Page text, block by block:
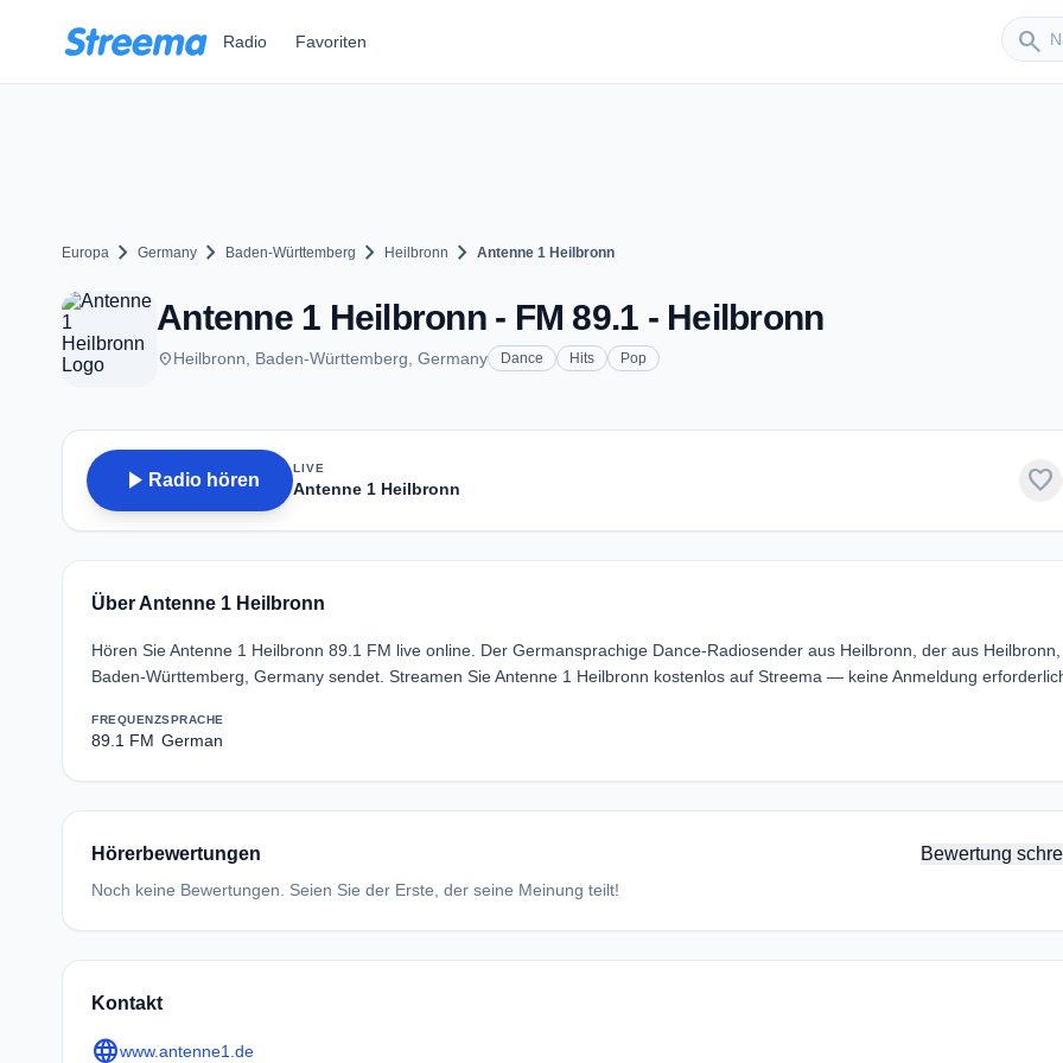
Radio Favoriten search
Sender
Europa chevron_right Germany chevron_right Baden-Württemberg chevron_right Heilbronn chevron_right Antenne 1 Heilbronn
Antenne 1 Heilbronn - FM 89.1 - Heilbronn
placeHeilbronn, Baden-Württemberg, Germany Dance Hits Pop
play_arrow Radio hören
LIVE
Antenne 1 Heilbronn favorite
Über Antenne 1 Heilbronn
Hören Sie Antenne 1 Heilbronn 89.1 FM live online. Der Germansprachige Dance-Radiosender aus Heilbronn, der aus Heilbronn,
Baden-Württemberg, Germany sendet. Streamen Sie Antenne 1 Heilbronn kostenlos auf Streema — keine Anmeldung
FREQUENZ
89.1 FM
SPRACHE
German
Hörerbewertungen Bewertung
Noch keine Bewertungen. Seien Sie der Erste, der seine Meinung teilt!
Kontakt
languagewww.antenne1.de